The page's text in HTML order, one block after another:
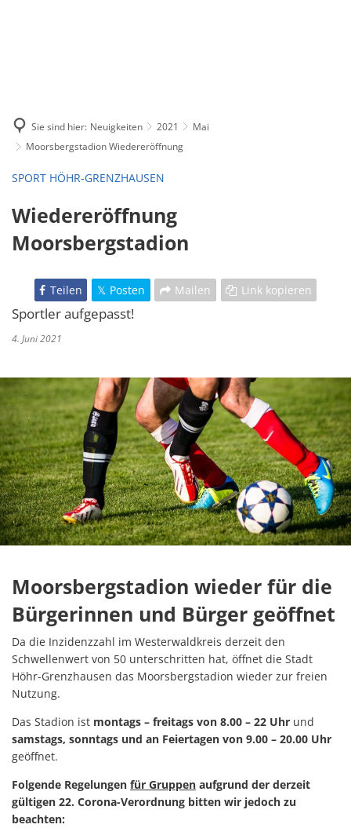
Sie sind hier: Neuigkeiten 2021
Mai
Moorsbergstadion Wiedereröffnung
SPORT HÖHR-GRENZHAUSEN
Wiedereröffnung
Moorsbergstadion
Teilen Posten Mailen Link kopieren
Sportler aufgepasst!
4. Juni 2021
Moorsbergstadion wieder für die
Bürgerinnen und Bürger geöffnet
Da die Inzidenzzahl im Westerwaldkreis derzeit den
Schwellenwert von 50 unterschritten hat, öffnet die Stadt
Höhr-Grenzhausen das Moorsbergstadion wieder zur freien
Nutzung.
Das Stadion ist montags – freitags von 8.00 – 22 Uhr und
samstags, sonntags und an Feiertagen von 9.00 – 20.00 Uhr
geöffnet.
Folgende Regelungen für Gruppen aufgrund der derzeit
gültigen 22. Corona-Verordnung bitten wir jedoch zu
beachten: